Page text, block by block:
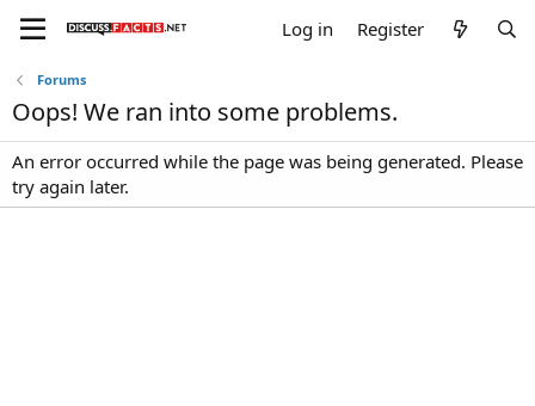
Log in Register
Forums
Oops! We ran into some problems.
An error occurred while the page was being generated. Please
try again later.